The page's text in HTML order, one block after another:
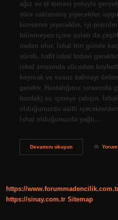
ağız ve el teması yoluyla
süre saklanmış yiyecekler,
konserve yiyecekler, iyi
bilinmeyen içme suları da
neden olur. İshal biri günde
süreli, hafif ishal tedavi
ishal sırasında vücudun
koymak ve susuz kalmayı
gerekir. Hastalığınız
bardak) su içmeye çalışın.
olduğunuzda asitli
İshal olduğunuzda yağlı…
Devamını okuyunSu
Yorum
https://
https://sinay.com.tr Sitemap